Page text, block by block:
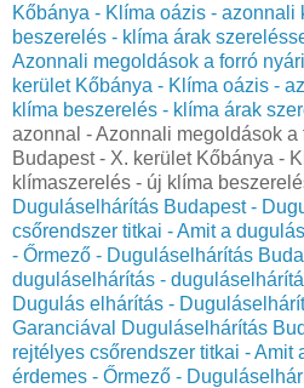
Kőbánya - Klíma oázis - azonnali
beszerelés - klíma árak
Azonnali megoldások a forró
kerület Kőbánya - Klíma oázis -
klíma beszerelés - klíma árak
azonnal - Azonnali megoldások a
Budapest - X. kerület Kőbánya -
klímaszerelés - új klíma
Duguláselhárítás Budapest -
csőrendszer titkai - Amit a
- Őrmező - Duguláselhárítás
duguláselhárítás -
Dugulás elhárítás -
Garanciával
Duguláselhárítás
rejtélyes csőrendszer titkai - Amit
érdemes - Őrmező -